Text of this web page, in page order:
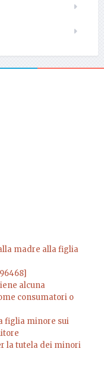
madre alla figlia
alcuna
consumatori o
figlia minore sui
la tutela dei minori